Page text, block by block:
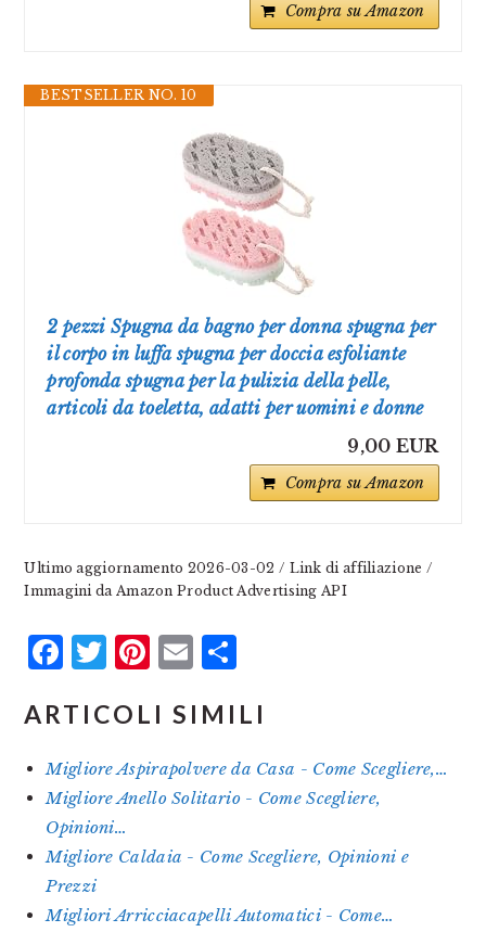
Compra su Amazon
BESTSELLER NO. 10
2 pezzi Spugna da bagno per donna spugna per
il corpo in luffa spugna per doccia esfoliante
profonda spugna per la pulizia della pelle,
articoli da toeletta, adatti per uomini e donne
9,00 EUR
Compra su Amazon
Ultimo aggiornamento 2026-03-02 / Link di affiliazione /
Immagini da Amazon Product Advertising API
Facebook
Twitter
Pinterest
Email
ARTICOLI SIMILI
Migliore Aspirapolvere da Casa - Come Scegliere,…
Migliore Anello Solitario - Come Scegliere,
Opinioni…
Migliore Caldaia - Come Scegliere, Opinioni e
Prezzi
Migliori Arricciacapelli Automatici - Come…